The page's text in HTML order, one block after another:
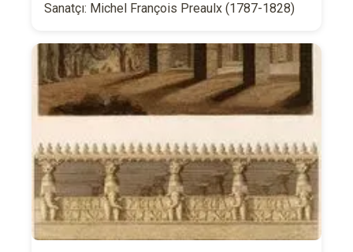
Sanatçı: Michel François Preaulx (1787-1828)